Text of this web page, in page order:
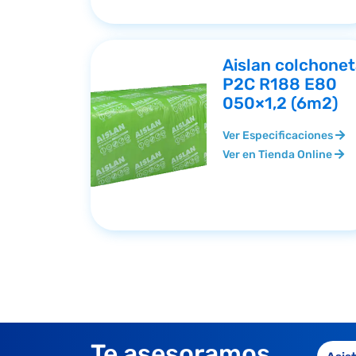
Aislan
P2C R188 E80
050×1,2 (6m2)
Ver Especificaciones
Ver en Tienda Online